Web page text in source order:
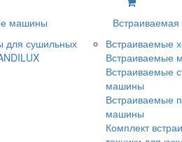
машины
для сушильных
Встраиваемая
Встраиваемые
Встраиваемые
Встраиваемые
машины
Встраиваемые
машины
Комплект